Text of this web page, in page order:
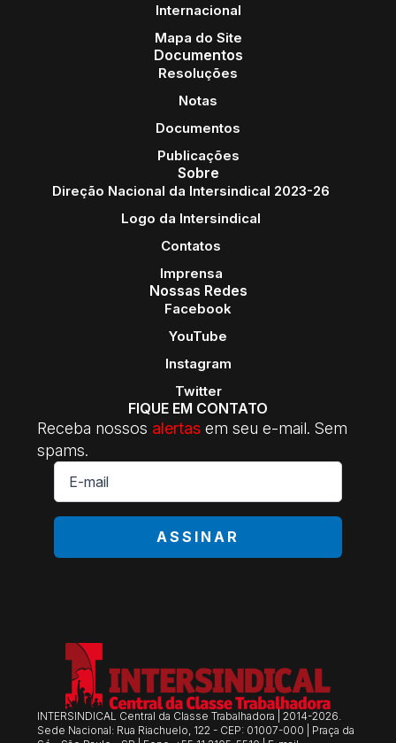
Internacional
Mapa do Site
Documentos
Resoluções
Notas
Documentos
Publicações
Sobre
Direção Nacional da Intersindical 2023-26
Logo da Intersindical
Contatos
Imprensa
Nossas Redes
Facebook
YouTube
Instagram
Twitter
FIQUE EM CONTATO
Receba nossos alertas em seu e-mail. Sem
spams.
E-
mail
ASSINAR
INTERSINDICAL Central da Classe Trabalhadora | 2014-2026.
Sede Nacional: Rua Riachuelo, 122 - CEP: 01007-000 | Praça da